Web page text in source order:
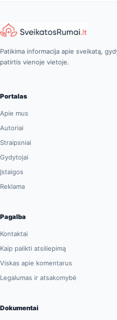
Patikima informacija apie sveikatą,
patirtis vienoje vietoje.
Portalas
Apie mus
Autoriai
Straipsniai
Gydytojai
Įstaigos
Reklama
Pagalba
Kontaktai
Kaip palikti atsiliepimą
Viskas apie komentarus
Legalumas ir atsakomybė
Dokumentai